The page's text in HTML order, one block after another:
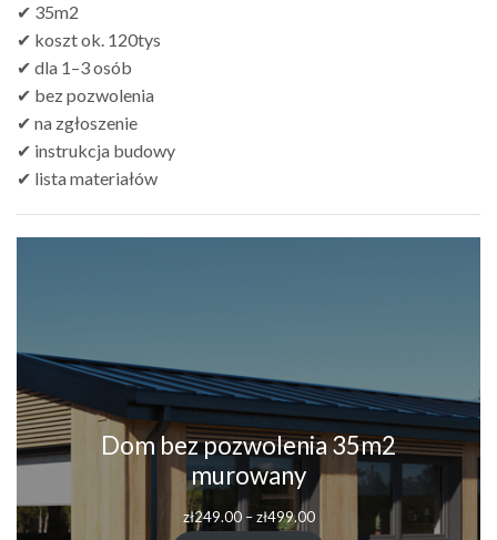
✔ 35m2
✔ koszt ok. 120tys
✔ dla 1–3 osób
✔ bez pozwolenia
✔ na zgłoszenie
✔ instrukcja budowy
✔ lista materiałów
Dom bez pozwolenia 35m2
murowany
zł249.00 – zł499.00